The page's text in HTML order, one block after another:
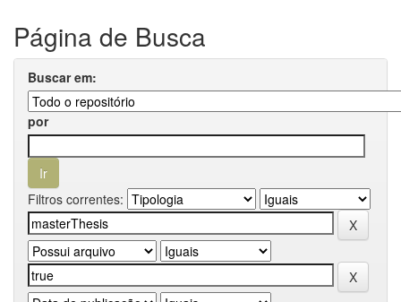
Página de Busca
Buscar em:
por
Filtros correntes: